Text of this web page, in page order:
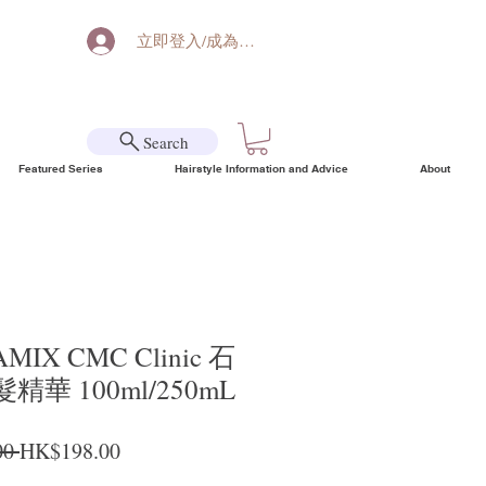
立即登入/成為會員
Search
Featured Series Hairstyle Information and Advice About
CMC Clinic 石
精華 100ml/250mL
Regular Price
HK$198.00Sale Price